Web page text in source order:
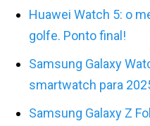
Huawei Watch 5: o
golfe. Ponto final!
Samsung Galaxy
smartwatch para
Samsung Galaxy Z